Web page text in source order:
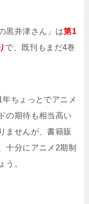
黒井津さん」は第1
で、既刊もまだ4巻
ちょっとでアニメ
の期待も相当高い
ませんが、書籍販
十分にアニメ2期制
う。